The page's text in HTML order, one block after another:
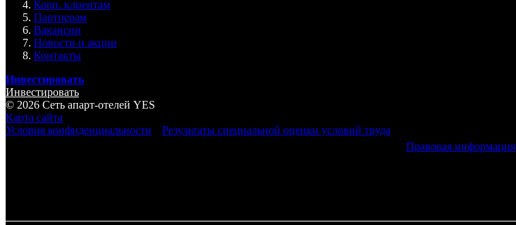
Корп. клиентам
Партнерам
Вакансии
Новости и акции
Контакты
Инвестировать
Инвестировать
© 2026 Cеть апарт-отелей YES
Карта сайта
Условия конфиденциальности
Результаты специальной оценки условий труда
Правовая информация